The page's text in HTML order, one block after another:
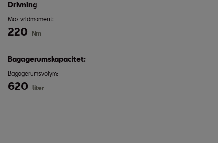
Drivning
Max vridmoment:
220 Nm
Bagagerumskapacitet:
Bagagerumsvolym:
620 liter